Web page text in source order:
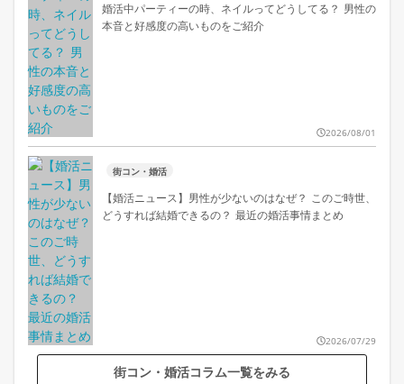
婚活中パーティーの時、ネイルってどうしてる？ 男性の
本音と好感度の高いものをご紹介
2026/08/01
街コン・婚活
【婚活ニュース】男性が少ないのはなぜ？ このご時世、
どうすれば結婚できるの？ 最近の婚活事情まとめ
2026/07/29
街コン・婚活コラム一覧をみる